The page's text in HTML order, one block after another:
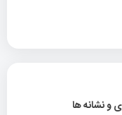
و نشانه ها